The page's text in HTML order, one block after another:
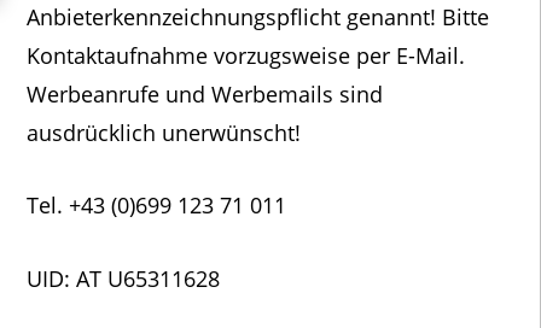
Anbieterkennzeichnungspflicht genannt! Bitte
Kontaktaufnahme vorzugsweise per E-Mail.
Werbeanrufe und Werbemails sind
ausdrücklich unerwünscht!
Tel. +43 (0)699 123 71 011
UID: AT U65311628